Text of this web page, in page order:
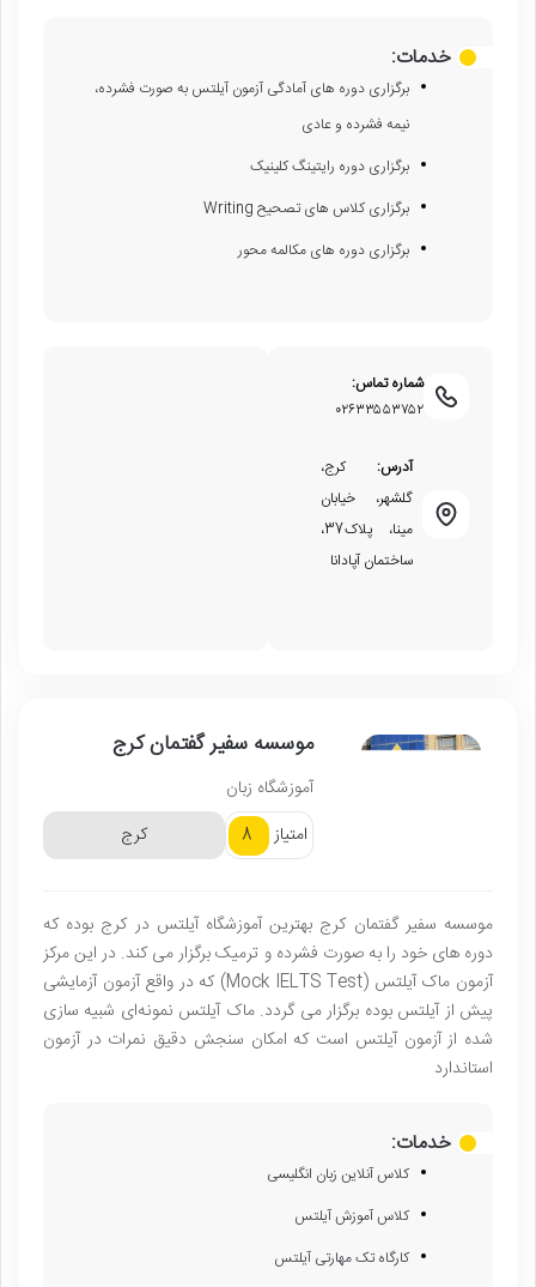
خدمات:
برگزاری دوره های آمادگی آزمون آیلتس به صورت فشرده،
نیمه فشرده و عادی
برگزاری دوره رایتینگ کلینیک
برگزاری کلاس های تصحیح Writing
برگزاری دوره های مکالمه محور
شماره تماس:
۰۲۶۳۳۵۵۳۷۵۲
آدرس: کرج،
گلشهر، خیابان
مینا، پلاک37،
ساختمان آپادانا
موسسه سفیر گفتمان کرج
آموزشگاه زبان
امتیاز
8 کرج
موسسه سفیر گفتمان کرج بهترین آموزشگاه آیلتس در کرج بوده که
دوره های خود را به صورت فشرده و ترمیک برگزار می کند. در این مرکز
آزمون ماک آیلتس (Mock IELTS Test) که در واقع آزمون آزمایشی
پیش از آیلتس بوده برگزار می گردد. ماک آیلتس نمونه‌ای شبیه ‌سازی
شده از آزمون آیلتس است که امکان سنجش دقیق نمرات در آزمون
استاندارد
خدمات:
کلاس آنلاین زبان انگلیسی
کلاس آموزش آیلتس
کارگاه تک مهارتی آیلتس